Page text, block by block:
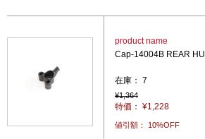
product name
Cap-14004B REAR
在庫： 7
¥1,364
特価： ¥1,228
値引額： 10%OFF